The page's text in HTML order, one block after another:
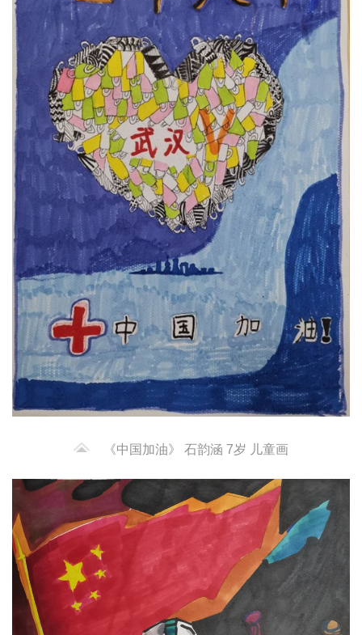
《中国加油》 石韵涵 7岁 儿童画